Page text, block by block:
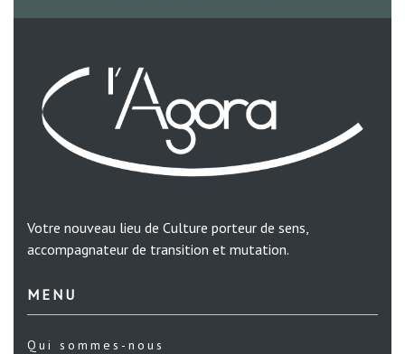
Votre nouveau lieu de Culture porteur de sens,
accompagnateur de transition et mutation.
MENU
Qui sommes-nous